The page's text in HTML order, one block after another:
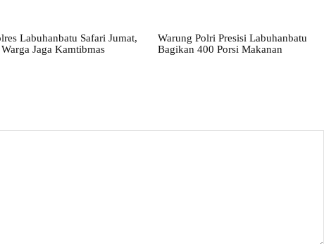
Labuhanbatu Safari Jumat,
Jaga Kamtibmas
Warung Polri Presisi Labuhanbatu
Bagikan 400 Porsi Makanan